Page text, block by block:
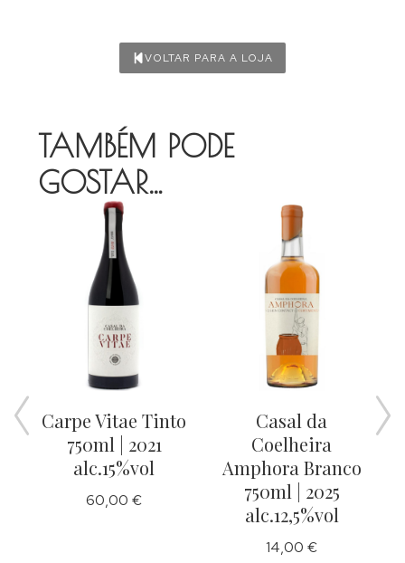
VOLTAR PARA A LOJA
TAMBÉM PODE
GOSTAR…
Carpe Vitae Tinto
750ml | 2021
alc.15%vol
60,00€
Casal da
Coelheira
Amphora Branco
750ml | 2025
alc.12,5%vol
14,00€